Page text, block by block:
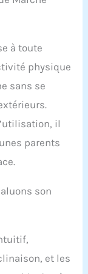
variés.
la
Le tapis
peut
en
à toute
physique
sans se
il
parents
son
et les